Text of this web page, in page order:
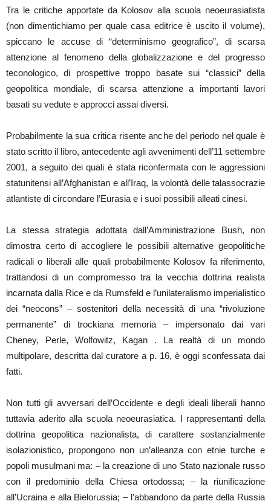
Tra le critiche apportate da Kolosov alla scuola neoeurasiatista
(non dimentichiamo per quale casa editrice è uscito il volume),
spiccano le accuse di “determinismo geografico”, di scarsa
attenzione al fenomeno della globalizzazione e del progresso
teconologico, di prospettive troppo basate sui “classici” della
geopolitica mondiale, di scarsa attenzione a importanti lavori
basati su vedute e approcci assai diversi.
Probabilmente la sua critica risente anche del periodo nel quale è
stato scritto il libro, antecedente agli avvenimenti dell’11 settembre
2001, a seguito dei quali è stata riconfermata con le aggressioni
statunitensi all’Afghanistan e all’Iraq, la volontà delle talassocrazie
atlantiste di circondare l’Eurasia e i suoi possibili alleati cinesi.
La stessa strategia adottata dall’Amministrazione Bush, non
dimostra certo di accogliere le possibili alternative geopolitiche
radicali o liberali alle quali probabilmente Kolosov fa riferimento,
trattandosi di un compromesso tra la vecchia dottrina realista
incarnata dalla Rice e da Rumsfeld e l’unilateralismo imperialistico
dei “neocons” – sostenitori della necessità di una “rivoluzione
permanente” di trockiana memoria – impersonato dai vari
Cheney, Perle, Wolfowitz, Kagan . La realtà di un mondo
multipolare, descritta dal curatore a p. 16, è oggi sconfessata dai
fatti.
Non tutti gli avversari dell’Occidente e degli ideali liberali hanno
tuttavia aderito alla scuola neoeurasiatica. I rappresentanti della
dottrina geopolitica nazionalista, di carattere sostanzialmente
isolazionistico, propongono non un’alleanza con etnie turche e
popoli musulmani ma: – la creazione di uno Stato nazionale russo
con il predominio della Chiesa ortodossa; – la riunificazione
all’Ucraina e alla Bielorussia; – l’abbandono da parte della Russia